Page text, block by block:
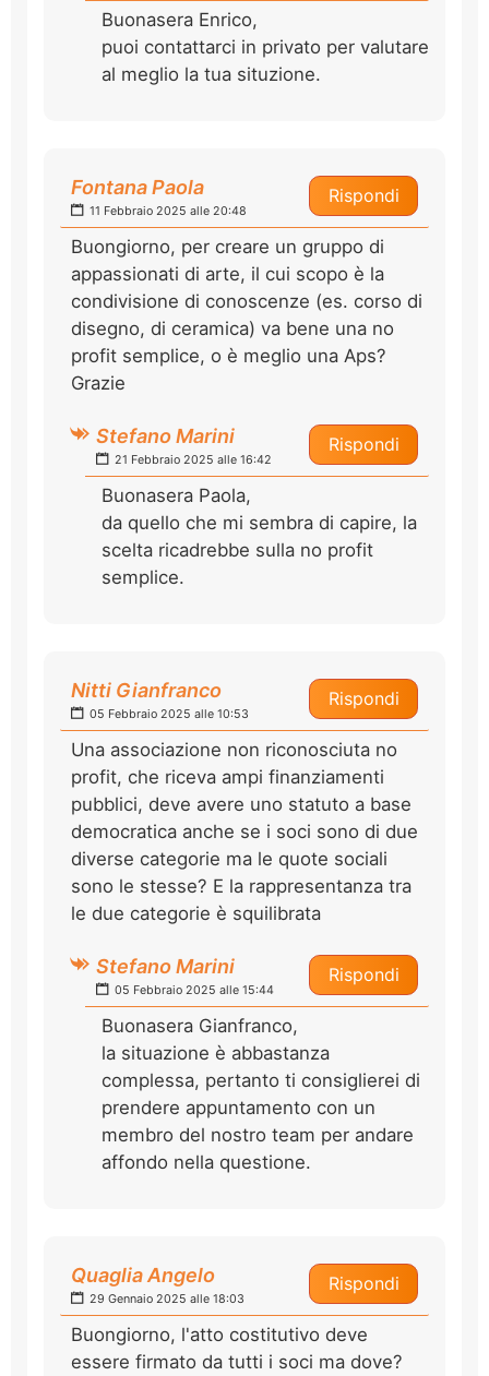
Buonasera Enrico,
puoi contattarci in privato per valutare
al meglio la tua situzione.
Rispondi
Fontana Paola
11 Febbraio 2025 alle 20:48
Buongiorno, per creare un gruppo di
appassionati di arte, il cui scopo è la
condivisione di conoscenze (es. corso di
disegno, di ceramica) va bene una no
profit semplice, o è meglio una Aps?
Grazie
Rispondi
Stefano Marini
21 Febbraio 2025 alle 16:42
Buonasera Paola,
da quello che mi sembra di capire, la
scelta ricadrebbe sulla no profit
semplice.
Rispondi
Nitti Gianfranco
05 Febbraio 2025 alle 10:53
Una associazione non riconosciuta no
profit, che riceva ampi finanziamenti
pubblici, deve avere uno statuto a base
democratica anche se i soci sono di due
diverse categorie ma le quote sociali
sono le stesse? E la rappresentanza tra
le due categorie è squilibrata
Rispondi
Stefano Marini
05 Febbraio 2025 alle 15:44
Buonasera Gianfranco,
la situazione è abbastanza
complessa, pertanto ti consiglierei di
prendere appuntamento con un
membro del nostro team per andare
affondo nella questione.
Rispondi
Quaglia Angelo
29 Gennaio 2025 alle 18:03
Buongiorno, l'atto costitutivo deve
essere firmato da tutti i soci ma dove?